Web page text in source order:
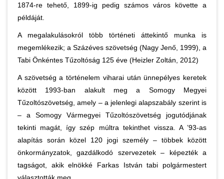
1874-re tehető, 1899-ig pedig számos város követte a
példáját.
A megalakulásokról több történeti áttekintő munka is
megemlékezik; a Százéves szövetség (Nagy Jenő, 1999), a
Tabi Önkéntes Tűzoltóság 125 éve (Heizler Zoltán, 2012)
A szövetség a történelem viharai után ünnepélyes keretek
között 1993-ban alakult meg a Somogy Megyei
Tűzoltószövetség, amely – a jelenlegi alapszabály szerint is
– a Somogy Vármegyei Tűzoltószövetség jogutódjának
tekinti magát, így szép múltra tekinthet vissza. A ’93-as
alapítás során közel 120 jogi személy – többek között
önkormányzatok, gazdálkodó szervezetek – képezték a
tagságot, akik elnökké Farkas István tabi polgármestert